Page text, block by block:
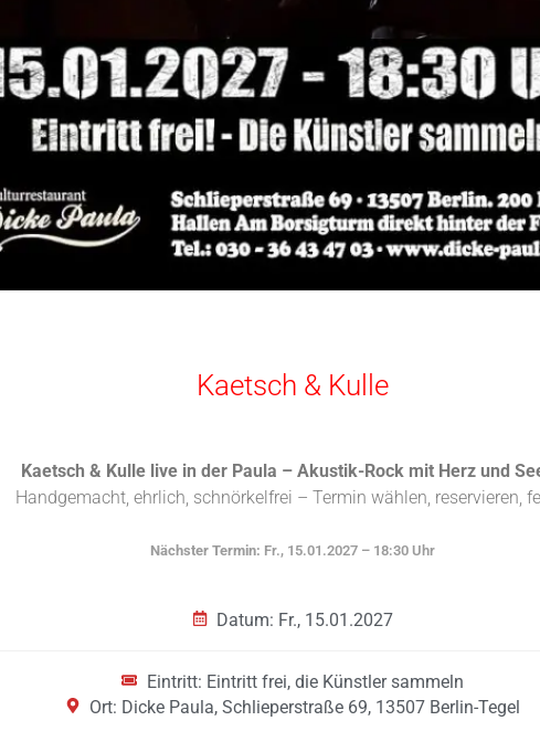
Kaetsch & Kulle
Kaetsch & Kulle live in der Paula – Akustik-Rock mit Herz und
Handgemacht, ehrlich, schnörkelfrei – Termin wählen, reservieren,
Nächster Termin: Fr., 15.01.2027 – 18:30 Uhr
Datum: Fr., 15.01.2027
Eintritt: Eintritt frei, die Künstler sammeln
Ort: Dicke Paula, Schlieperstraße 69, 13507 Berlin-Tegel